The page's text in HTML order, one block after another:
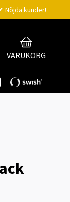
Nöjda kunder!
VARUKORG